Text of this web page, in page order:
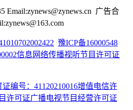
Email:zynews@zynews.cn 广告合
豫ICP备16000548
信息网络传播视听节目许可证
编号：41120210016增值电信许
许可证广播电视节目经营许可证